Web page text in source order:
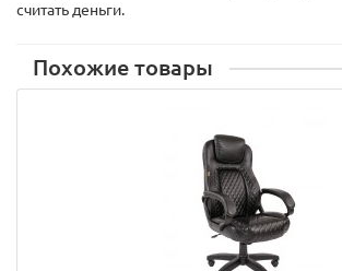
считать деньги.
Похожие товары